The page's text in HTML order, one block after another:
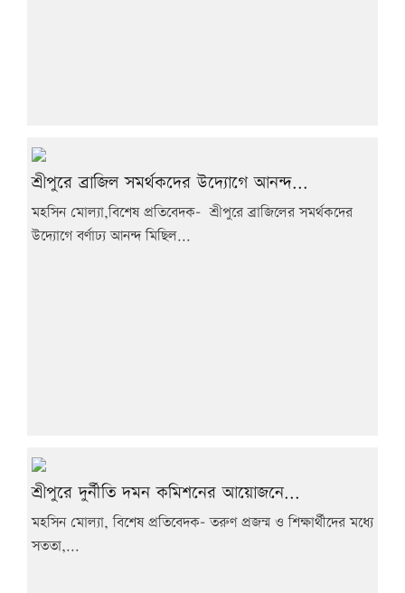
শ্রীপুরে ব্রাজিল সমর্থকদের উদ্যোগে আনন্দ...
মহসিন মোল্যা,বিশেষ প্রতিবেদক- শ্রীপুরে ব্রাজিলের সমর্থকদের
উদ্যোগে বর্ণাঢ্য আনন্দ মিছিল...
শ্রীপুরে দুর্নীতি দমন কমিশনের আয়োজনে...
মহসিন মোল্যা, বিশেষ প্রতিবেদক- তরুণ প্রজন্ম ও শিক্ষার্থীদের মধ্যে
সততা,...